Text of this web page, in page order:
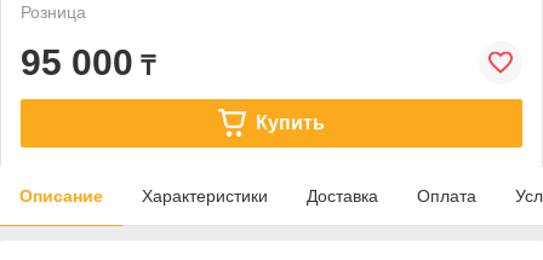
Розница
95 000 ₸
Купить
Описание Характеристики Доставка Оплата